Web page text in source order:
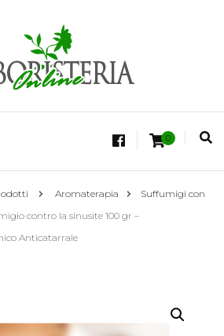
Shop
Tisane
e Spezie Officinali, Tisane Terapeutiche Esclusive,
0
Aromaterapia
Suffumigi con
contro la sinusite 100 gr –
Anticatarrale